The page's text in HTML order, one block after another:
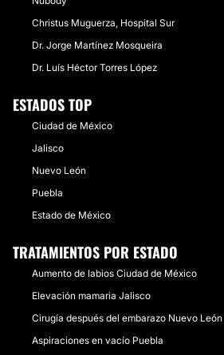
Christus Muguerza, Hospital Sur
Dr. Jorge Martínez Mosqueira
Dr. Luís Héctor Torres López
ESTADOS TOP
Ciudad de México
Jalisco
Nuevo León
Puebla
Estado de México
TRATAMIENTOS POR ESTADO
Aumento de labios Ciudad de México
Elevación mamaria Jalisco
Cirugía después del embarazo Nuevo León
Aspiraciones en vacío Puebla